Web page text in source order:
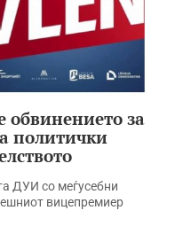
обвинението за
политички
ДУИ со меѓусебни
вицепремиер